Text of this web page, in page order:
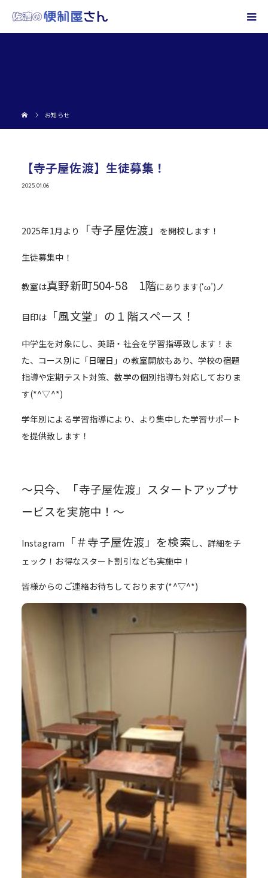
お知らせ
【寺子屋佐渡】生徒募集！
2025.01.06
2025年1月より 「寺子屋佐渡」 を開校します！
生徒募集中！
教室は真野新町504-58 1階にあります(‘ω’)ノ
目印は 「風文堂」の１階スペース！
中学生を対象にし、英語・社会を学習指導致します！ま
た、コース別に「日曜日」の教室開放もあり、学校の宿題
指導や定期テスト対策、数学の個別指導も対応しておりま
す(*^▽^*)
学年別による学習指導により、より集中した学習サポート
を提供致します！
～只今、「寺子屋佐渡」スタートアップサ
ービスを実施中！～
Instagram 「＃寺子屋佐渡」を検索 し、詳細をチ
ェック！お得なスタート割引なども実施中！
皆様からのご連絡お待ちしております(*^▽^*)